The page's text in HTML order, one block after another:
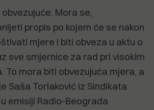
Mora se,
propis po kojem će se nakon
mjere i biti obveza u aktu o
sve smjernice za rad pri visokim
To mora biti obvezujuća mjera, a
Saša Torlaković iz Sindikata
emisiji Radio-Beograda